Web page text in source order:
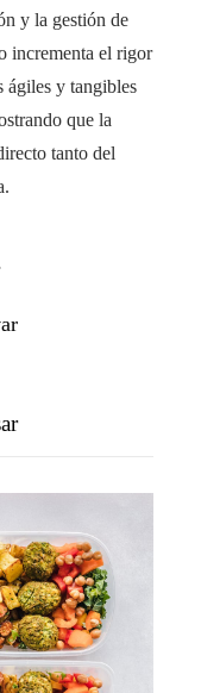
y la gestión de
incrementa el rigor
ágiles y tangibles
que la
tanto del